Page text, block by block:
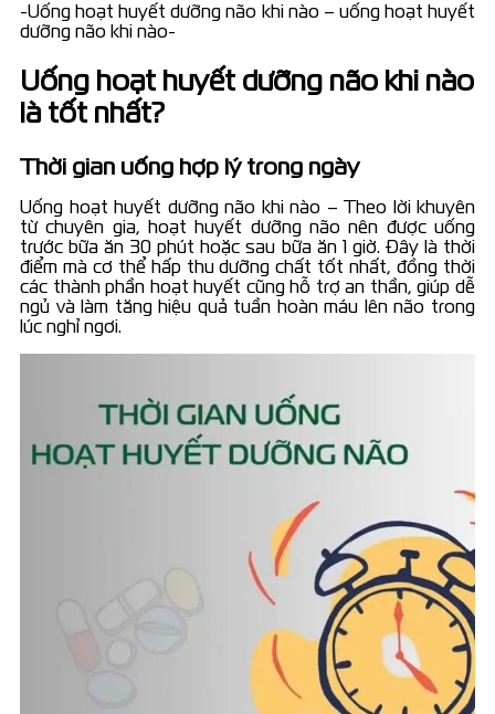
-Uống hoạt huyết dưỡng não khi nào – uống hoạt huyết
dưỡng não khi nào-
Uống hoạt huyết dưỡng não khi nào
là tốt nhất?
Thời gian uống hợp lý trong ngày
Uống hoạt huyết dưỡng não khi nào – Theo lời khuyên
từ chuyên gia, hoạt huyết dưỡng não nên được uống
trước bữa ăn 30 phút hoặc sau bữa ăn 1 giờ. Đây là thời
điểm mà cơ thể hấp thu dưỡng chất tốt nhất, đồng thời
các thành phần hoạt huyết cũng hỗ trợ an thần, giúp dễ
ngủ và làm tăng hiệu quả tuần hoàn máu lên não trong
lúc nghỉ ngơi.